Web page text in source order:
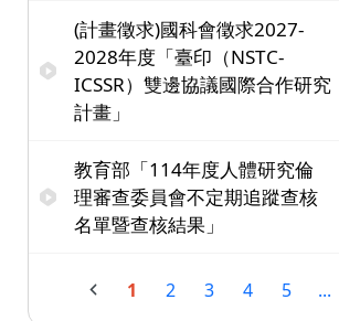
(計畫徵求)國科會徵求2027-
2028年度「臺印（NSTC-
ICSSR）雙邊協議國際合作研究
計畫」
教育部「114年度人體研究倫
理審查委員會不定期追蹤查核
名單暨查核結果」
1 2 3 4 5 ...